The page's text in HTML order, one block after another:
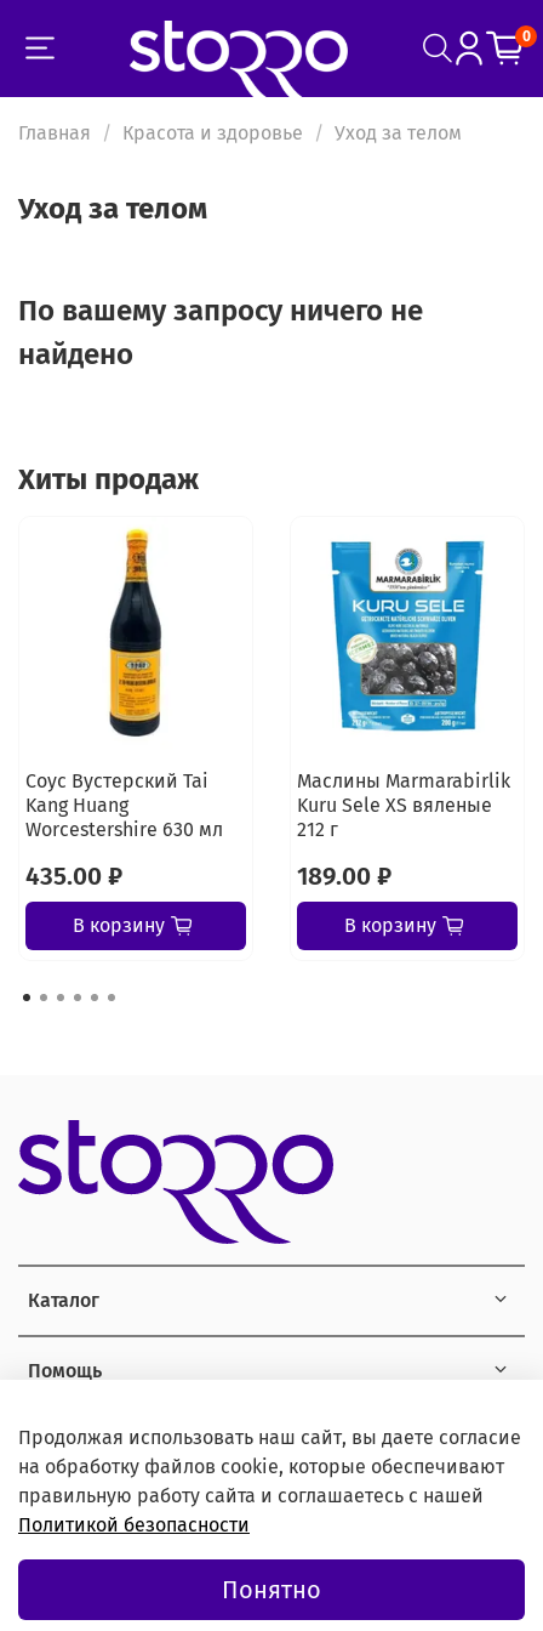
0
Главная Красота и здоровье Уход за телом
Уход за телом
По вашему запросу ничего не
найдено
Хиты продаж
Соус Вустерский Tai
Kang Huang
Worcestershire 630 мл
435.00 ₽
В корзину
Маслины Marmarabirlik
Kuru Sele XS вяленые
212 г
189.00 ₽
В корзину
Каталог
Помощь
Информация
© 2021 Любое использование контента без письменного
разрешения запрещено
Продолжая использовать наш сайт, вы даете согласие
на обработку файлов cookie, которые обеспечивают
правильную работу сайта и соглашаетесь с нашей
Политикой безопасности
Понятно